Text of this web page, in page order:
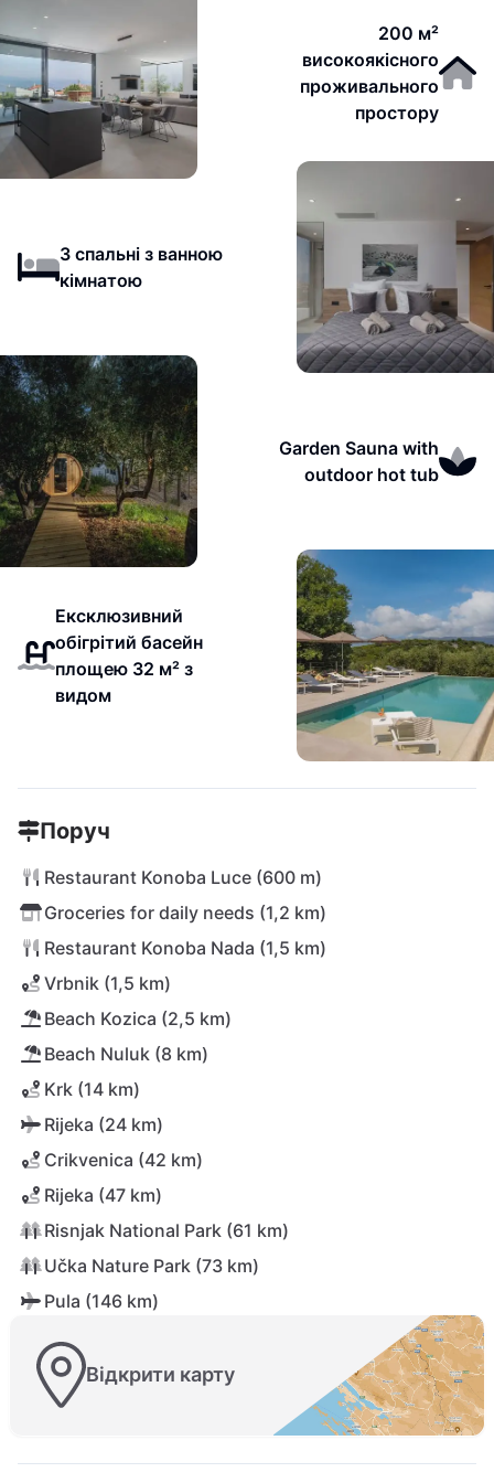
200 м²
високоякісного
проживального
простору
3 спальні з ванною
кімнатою
Garden Sauna with
outdoor hot tub
Ексклюзивний
обігрітий басейн
площею 32 м² з
видом
Поруч
Restaurant Konoba Luce (600 m)
Groceries for daily needs (1,2 km)
Restaurant Konoba Nada (1,5 km)
Vrbnik (1,5 km)
Beach Kozica (2,5 km)
Beach Nuluk (8 km)
Krk (14 km)
Rijeka (24 km)
Crikvenica (42 km)
Rijeka (47 km)
Risnjak National Park (61 km)
Učka Nature Park (73 km)
Pula (146 km)
Відкрити карту